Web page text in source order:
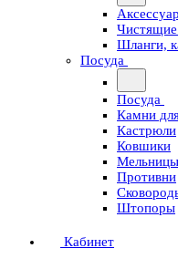
Шланги,
Посуда
Посуда
Камни
Кастрюли
Ковшики
Противни
Штопоры
Кабинет